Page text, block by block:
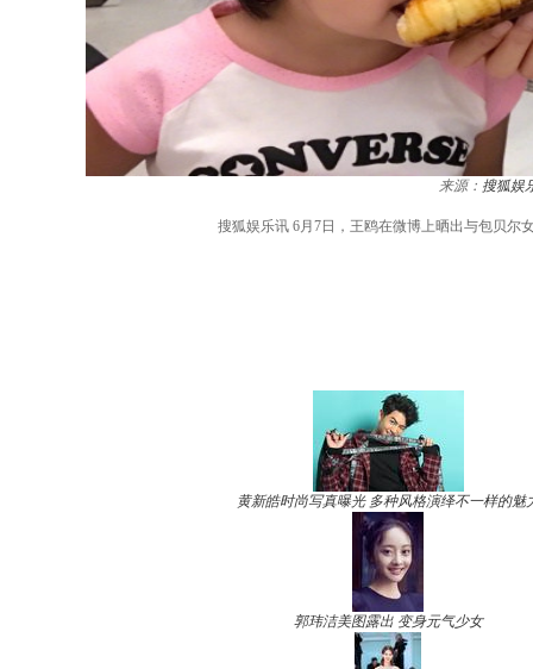
来源： 搜狐娱
搜狐娱乐讯 6月7日，王鸥在微博上晒出与包贝尔
黄新皓时尚写真曝光 多种风格演绎不一样的魅
郭玮洁美图露出 变身元气少女